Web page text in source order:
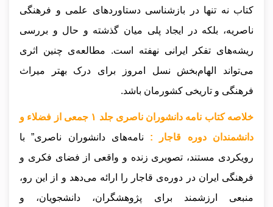
کتاب نه تنها در بازشناسی دستاوردهای علمی و فرهنگی
ناصریه، بلکه در ایجاد پلی میان گذشته و حال و بررسی
ریشه‌های تفکر ایرانی نهفته است. مطالعه‌ی چنین اثری
می‌تواند الهام‌بخش نسل امروز برای درک بهتر میراث
فرهنگی و تاریخی کشورمان باشد.
خلاصه کتاب نامه دانشوران ناصری جلد ۱ جمعی از فضلاء و
دانشمندان دوره قاجار : نامه‌های دانشوران ناصری” با
رویکردی مستند، تصویری زنده و واقعی از فضای فکری و
فرهنگی ایران در دوره‌ی قاجار را ارائه می‌دهد و از این رو،
منبعی ارزشمند برای پژوهشگران، دانشجویان، و